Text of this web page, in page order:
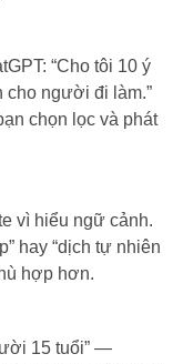
“Cho tôi 10 ý
cho người đi làm.”
chọn lọc và phát
vì hiểu ngữ cảnh.
hay “dịch tự nhiên
hợp hơn.
15 tuổi” —